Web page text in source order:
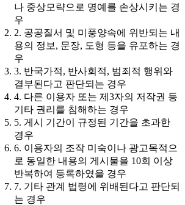
나 중상모략으로 명예를 손상시키는 경
우
2. 공공질서 및 미풍양속에 위반되는 내
용의 정보, 문장, 도형 등을 유포하는 경
우
3. 반국가적, 반사회적, 범죄적 행위와
결부된다고 판단되는 경우
4. 다른 이용자 또는 제3자의 저작권 등
기타 권리를 침해하는 경우
5. 게시 기간이 규정된 기간을 초과한
경우
6. 이용자의 조작 미숙이나 광고목적으
로 동일한 내용의 게시물을 10회 이상
반복하여 등록하였을 경우
7. 기타 관계 법령에 위배된다고 판단되
는 경우